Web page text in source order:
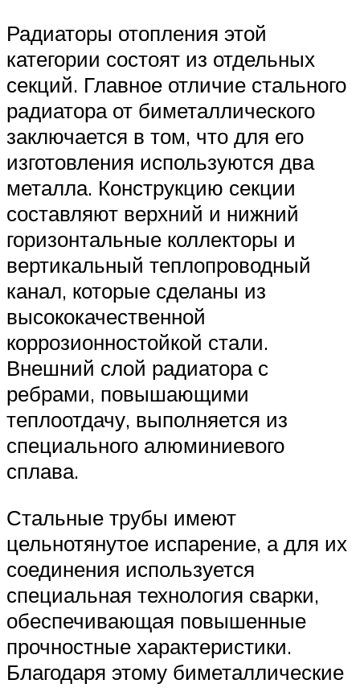
Радиаторы отопления этой
категории состоят из отдельных
секций. Главное отличие стального
радиатора от биметаллического
заключается в том, что для его
изготовления используются два
металла. Конструкцию секции
составляют верхний и нижний
горизонтальные коллекторы и
вертикальный теплопроводный
канал, которые сделаны из
высококачественной
коррозионностойкой стали.
Внешний слой радиатора с
ребрами, повышающими
теплоотдачу, выполняется из
специального алюминиевого
сплава.
Стальные трубы имеют
цельнотянутое испарение, а для их
соединения используется
специальная технология сварки,
обеспечивающая повышенные
прочностные характеристики.
Благодаря этому биметаллические